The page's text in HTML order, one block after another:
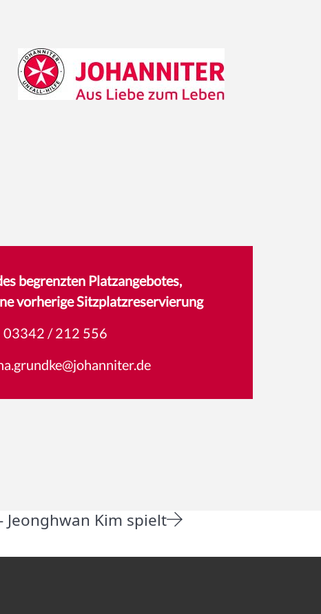
begrenzten Platzangebotes,
vorherige Sitzplatzreservierung
03342 / 212 556
Jeonghwan Kim spielt